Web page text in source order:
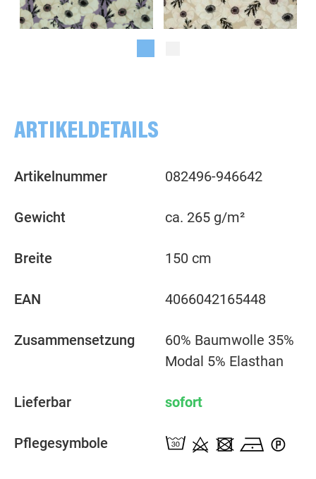
ARTIKELDETAILS
Artikelnummer 082496-946642
Gewicht ca. 265 g/m²
Breite 150 cm
EAN 4066042165448
Zusammensetzung
60% Baumwolle 35%
Modal 5% Elasthan
Lieferbar sofort
Pflegesymbole